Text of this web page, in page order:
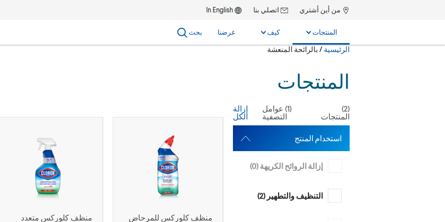
من أين أشتري اتصلي بنا In English
المنتجات كيف غرضنا بحث
الرئيسية /حالياً:
بالرائحة المنعشة
المنتجات
(
2
)
المنتجات
(
1) عوامل
التصفية
إزالة
الكل
استخدام المنتج
إزالة الروائح الكريهة (0
)
التنظيف والتطهير (2
)
منظف كلوركس للمرحاض
منظف كلوركس متعدد